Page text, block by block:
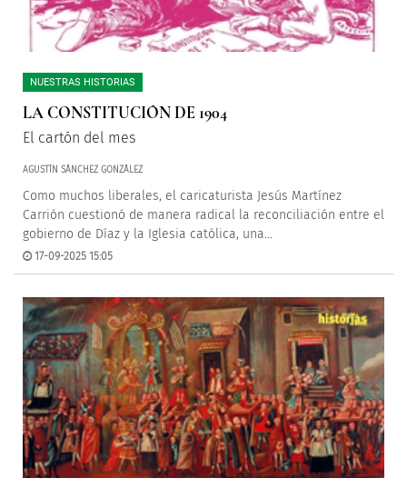
NUESTRAS HISTORIAS
LA CONSTITUCIÓN DE 1904
El cartón del mes
AGUSTÍN SÁNCHEZ GONZÁLEZ
Como muchos liberales, el caricaturista Jesús Martínez
Carrión cuestionó de manera radical la reconciliación entre el
gobierno de Díaz y la Iglesia católica, una...
17-09-2025 15:05